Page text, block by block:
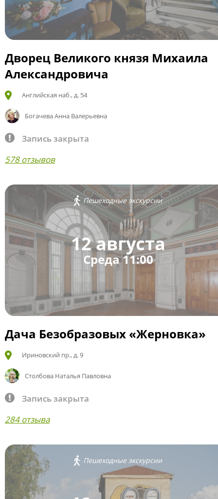
Дворец Великого князя Михаила
Александровича
Английская наб., д. 54
Богачева Анна Валерьевна
Запись закрыта
578 отзывов
Пешеходные экскурсии
12 августа
Среда 11:00
Дача Безобразовых «Жерновка»
Ириновский пр., д. 9
Столбова Наталья Павловна
Запись закрыта
284 отзыва
Пешеходные экскурсии